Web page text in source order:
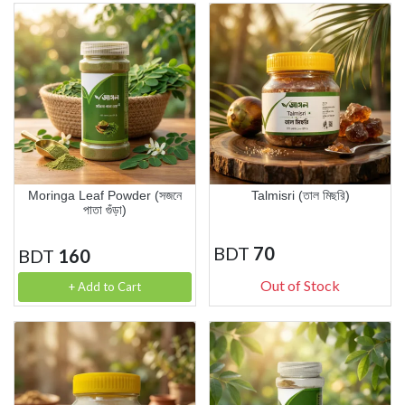
Moringa Leaf Powder (সজনে
পাতা গুঁড়া)
BDT 160
+ Add to Cart
Talmisri (তাল মিছরি)
BDT 70
Out of Stock